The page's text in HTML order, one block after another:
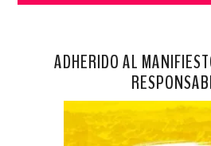
ADHERIDO AL